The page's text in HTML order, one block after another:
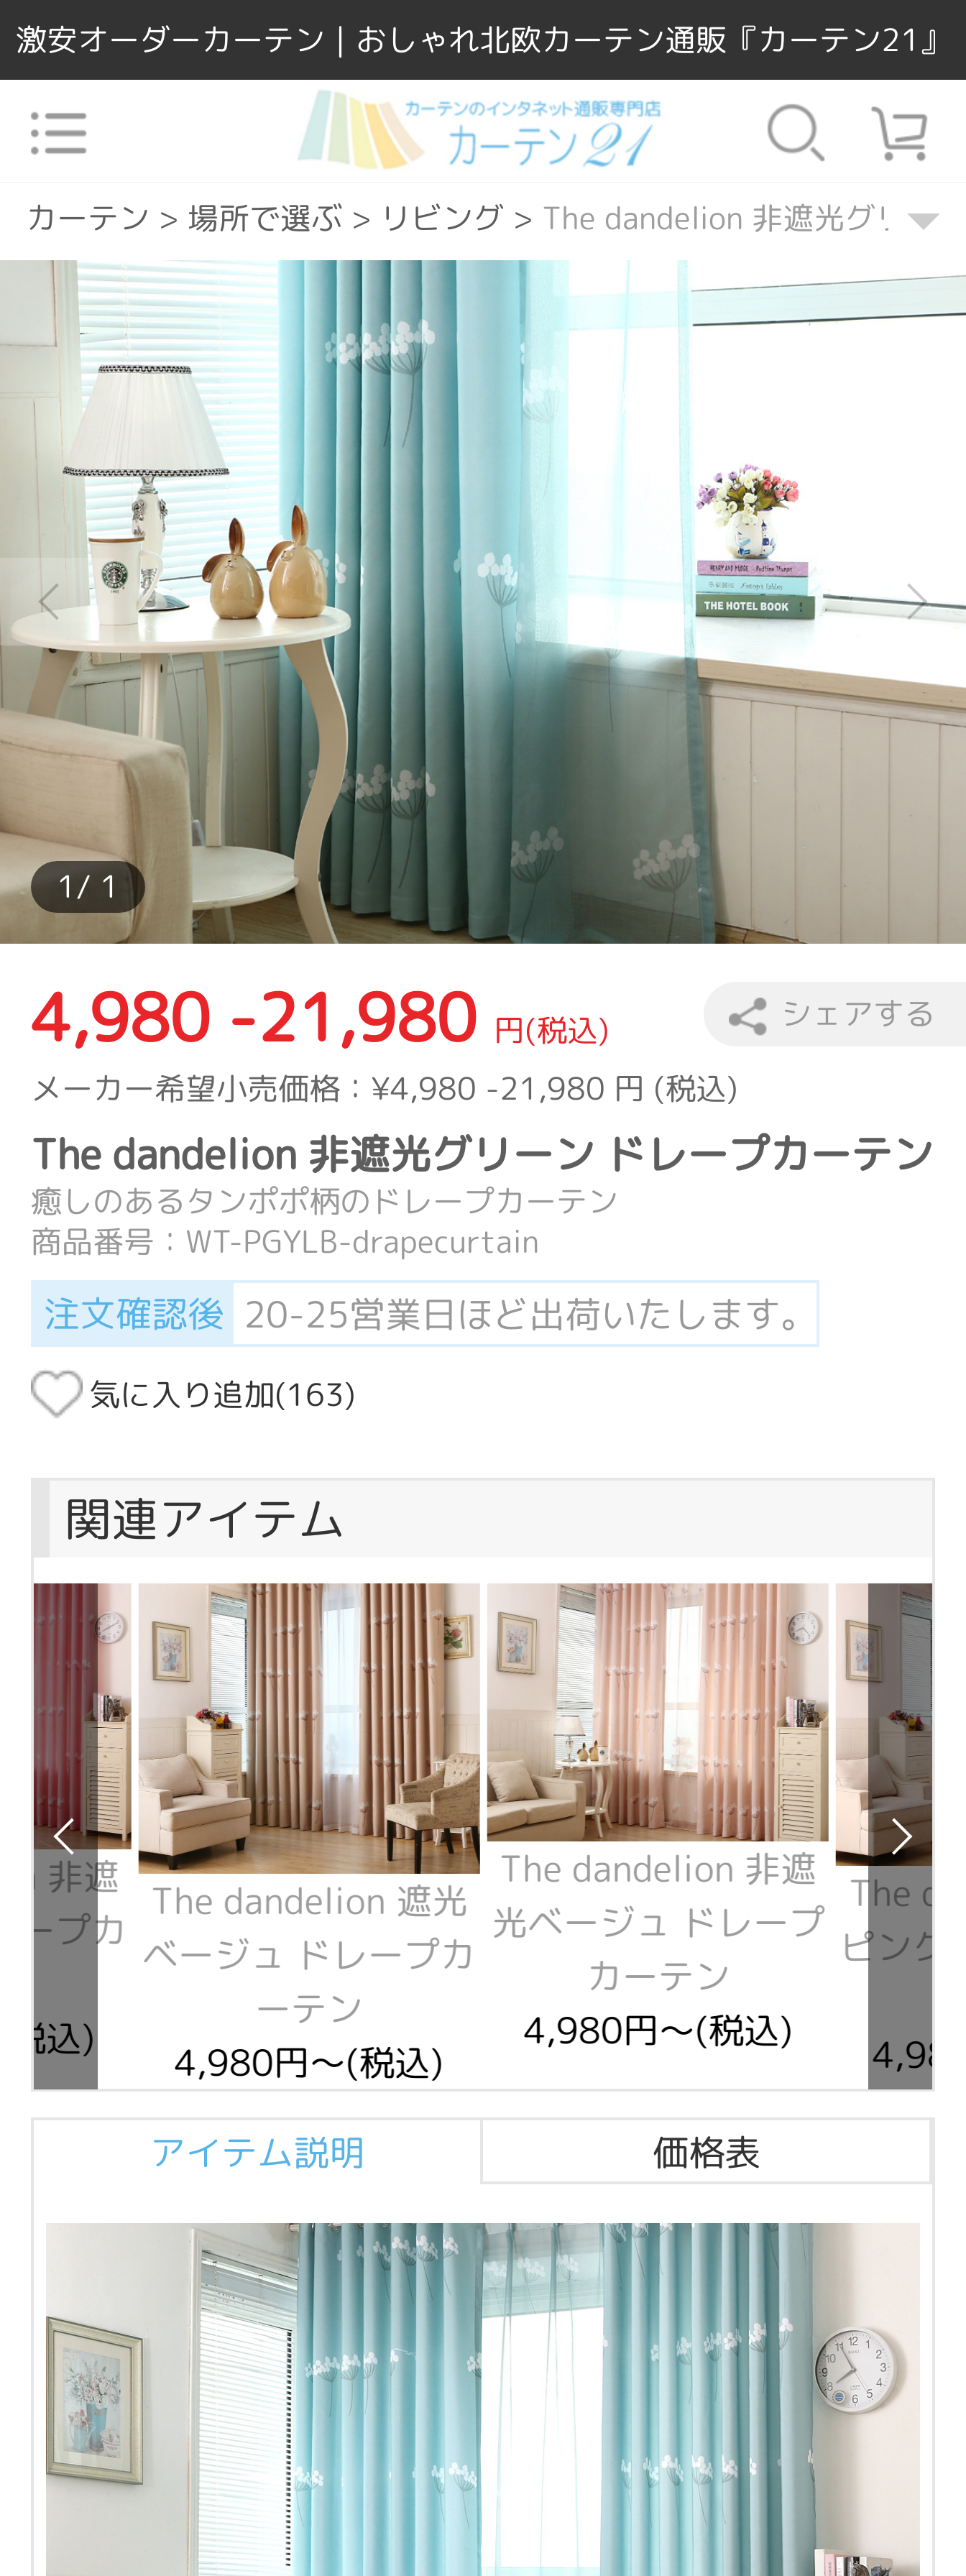
激安オーダーカーテン｜おしゃれ北欧カーテン通販『カーテン21』
カーテン > 場所で選ぶ> リビング > The dandelion 非遮光グリー
カーテン>機能別 ウォッシャブル
The dandelion 非遮光グリ
カーテン>カラー ブルー> The dandelion 非遮光グリーン ドレ
カーテン
素材> ポリエステル
The dandelion 非遮光グリーン
カーテン
場所で選ぶ > ダイニング・キッチン >
カーテン>場所で選ぶ > 寝室 >
The dandelion 非遮光グリーン ド
カーテン>柄>その他 > The dandelion 非遮光グリーン ドレープ
カーテン>機能別>遮熱保温 >
The dandelion 非遮光グリーン ド
カーテン>カーテンの種類 > ドレープカーテン >The dandelion
カーテン> デザインテイスト >
The dandelion 非遮
カーテン
> デザインテイスト>
The dandelion 非遮光グリ
カーテン
デザインテイスト > エレガント >The dandelion 非遮
1/ 1
4,980 -21,980 円(税込)
メーカー希望小売価格： ¥4,980 -21,980 円 (税込)
The dandelion 非遮光グリーン ドレープカーテン
癒しのあるタンポポ柄のドレープカーテン
商品番号：WT-PGYLB-drapecurtain
注文確認後 20-25営業日ほど出荷いたします。
気に入り追加(163)
シェアする
関連アイテム
非遮
ープカ
込)
The dandelion 遮光
ベージュ ドレープカ
ーテン
4,980円～(税込)
The dandelion 非遮
光ベージュ ドレープ
カーテン
4,980円～(税込)
The
ピンク
アイテム説明
価格表